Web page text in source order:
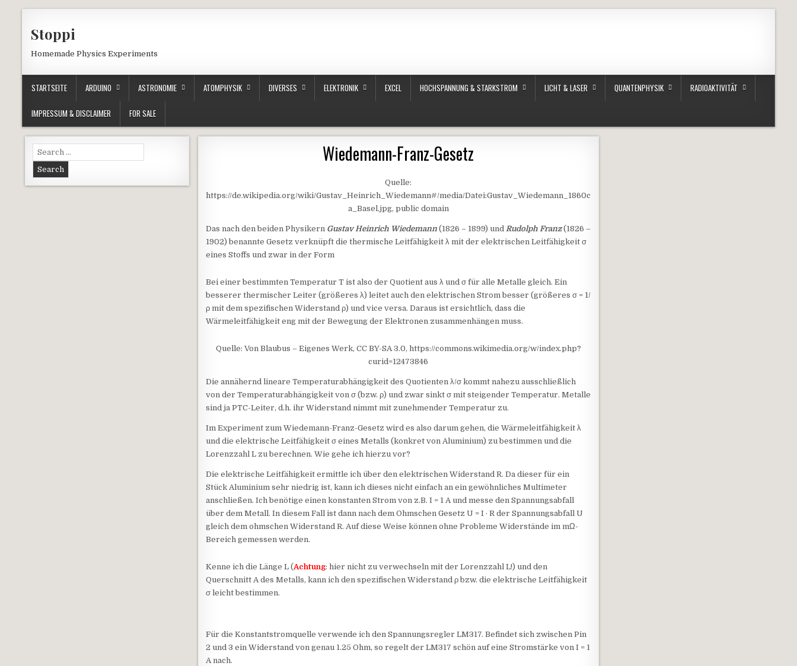
Stoppi
Homemade Physics Experiments
STARTSEITE ARDUINO ASTRONOMIE ATOMPHYSIK DIVERSES ELEKTRONIK EXCEL HOCHSPANNUNG & STARKSTROM LICHT & LASER QUANTENPHYSIK RADIOAKTIVITÄT
IMPRESSUM & DISCLAIMER FOR SALE
Wiedemann-Franz-Gesetz
Quelle:
https://de.wikipedia.org/wiki/Gustav_Heinrich_Wiedemann#/media/Datei:Gustav_Wiedemann_1860c
a_Basel.jpg, public domain
Das nach den beiden Physikern Gustav Heinrich Wiedemann (1826 – 1899) undRudolph Franz(1826 –
1902) benannte Gesetz verknüpft die thermische Leitfähigkeit λ mit der elektrischen Leitfähigkeit σ
eines Stoffs und zwar in der Form
Bei einer bestimmten Temperatur T ist also der Quotient aus λ und σ für alle Metalle gleich. Ein
besserer thermischer Leiter (größeres λ) leitet auch den elektrischen Strom besser (größeres σ = 1/
ρ mit dem spezifischen Widerstand ρ) und vice versa. Daraus ist ersichtlich, dass die
Wärmeleitfähigkeit eng mit der Bewegung der Elektronen zusammenhängen muss.
Quelle: Von Blaubus – Eigenes Werk, CC BY-SA 3.0, https://commons.wikimedia.org/w/index.php?
curid=12473846
Die annähernd lineare Temperaturabhängigkeit des Quotienten λ/σ kommt nahezu ausschließlich
von der Temperaturabhängigkeit von σ (bzw. ρ) und zwar sinkt σ mit steigender Temperatur. Metalle
sind ja PTC-Leiter, d.h. ihr Widerstand nimmt mit zunehmender Temperatur zu.
Im Experiment zum Wiedemann-Franz-Gesetz wird es also darum gehen, die Wärmeleitfähigkeit λ
und die elektrische Leitfähigkeit σ eines Metalls (konkret von Aluminium) zu bestimmen und die
Lorenzzahl L zu berechnen. Wie gehe ich hierzu vor?
Die elektrische Leitfähigkeit ermittle ich über den elektrischen Widerstand R. Da dieser für ein
Stück Aluminium sehr niedrig ist, kann ich dieses nicht einfach an ein gewöhnliches Multimeter
anschließen. Ich benötige einen konstanten Strom von z.B. I = 1 A und messe den Spannungsabfall
über dem Metall. In diesem Fall ist dann nach dem Ohmschen Gesetz U = I · R der Spannungsabfall U
gleich dem ohmschen Widerstand R. Auf diese Weise können ohne Probleme Widerstände im mΩ-
Bereich gemessen werden.
Kenne ich die Länge L (Achtung: hier nicht zu verwechseln mit der Lorenzzahl L!) und den
Querschnitt A des Metalls, kann ich den spezifischen Widerstand ρ bzw. die elektrische Leitfähigkeit
σ leicht bestimmen.
Für die Konstantstromquelle verwende ich den Spannungsregler LM317. Befindet sich zwischen Pin
2 und 3 ein Widerstand von genau 1.25 Ohm, so regelt der LM317 schön auf eine Stromstärke von I = 1
A nach.
Search for: